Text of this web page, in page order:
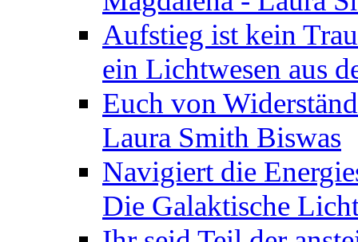
Aufstieg ist kein
ein Lichtwesen aus
Euch von
Laura Smith Biswas
Navigiert die
Die Galaktische